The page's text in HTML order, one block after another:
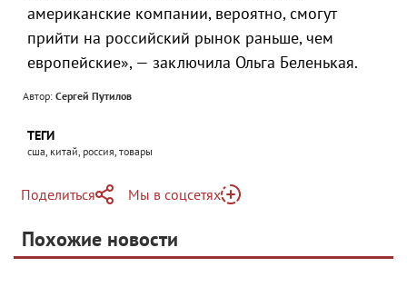
американские компании, вероятно, смогут
прийти на российский рынок раньше, чем
европейские», — заключила Ольга Беленькая.
Автор: Сергей Путилов
ТЕГИ
сша, китай, россия, товары
Поделиться
Telegram
Мы в соцсетях
Яндекс Дзен
Похожие новости